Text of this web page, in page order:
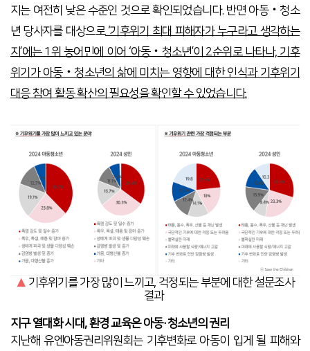
지는 여전히 낮은 수준인 것으로 확인되었습니다. 반면 아동‧청소
년 당사자를 대상으로‘기후위기 최대 피해자가 누구라고 생각하는
지’에는 1위 농어민에 이어 ‘아동‧청소년’이 2순위로 나타나, 기후
위기가 아동‧청소년의 삶에 미치는 영향에 대한 인식과 기후위기
대응 참여 활동 확산의 필요성을 확인할 수 있었습니다.
▲ 기후위기를 가장 많이 느끼고, 걱정되는 부분에 대한 설문조사
결과
지구 열대화 시대, 환경 교육은 아동·청소년의 권리
지난해 유엔아동권리위원회는 기후변화로 아동이 입게 될 피해와